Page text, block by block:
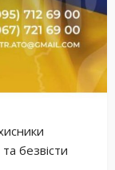
та безвісти